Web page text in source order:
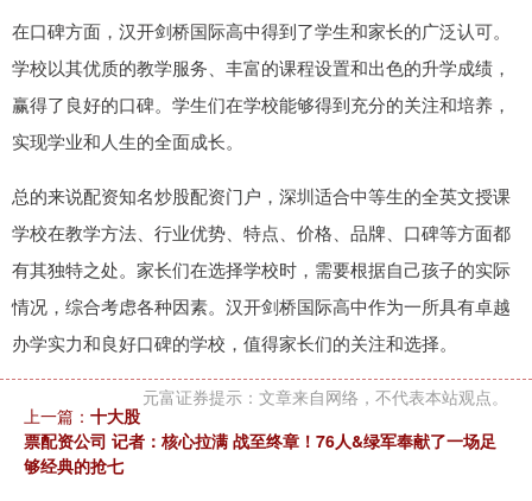
在口碑方面，汉开剑桥国际高中得到了学生和家长的广泛认可。
学校以其优质的教学服务、丰富的课程设置和出色的升学成绩，
赢得了良好的口碑。学生们在学校能够得到充分的关注和培养，
实现学业和人生的全面成长。
总的来说配资知名炒股配资门户，深圳适合中等生的全英文授课
学校在教学方法、行业优势、特点、价格、品牌、口碑等方面都
有其独特之处。家长们在选择学校时，需要根据自己孩子的实际
情况，综合考虑各种因素。汉开剑桥国际高中作为一所具有卓越
办学实力和良好口碑的学校，值得家长们的关注和选择。
元富证券提示：文章来自网络，不代表本站观点。
上一篇： 十大股
票配资公司 记者：核心拉满 战至终章！76人&绿军奉献了一场足
够经典的抢七